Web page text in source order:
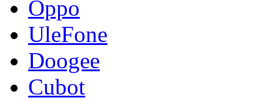
Oppo
UleFone
Doogee
Cubot